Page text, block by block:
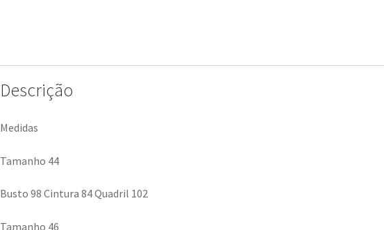
Descrição
Medidas
Tamanho 44
Busto 98 Cintura 84 Quadril 102
Tamanho 46